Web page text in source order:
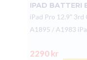
IPAD BATTERI
iPad Pro 12.9"
A1895 / A1983
2290 kr